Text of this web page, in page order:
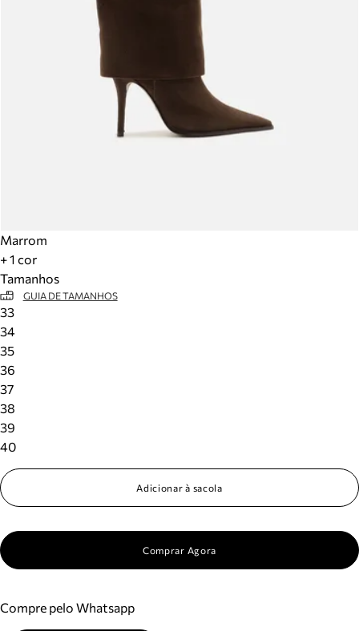
Marrom
+ 1 cor
Tamanhos
GUIA DE TAMANHOS
33
34
35
36
37
38
39
40
Adicionar à sacola
Comprar Agora
Compre pelo Whatsapp